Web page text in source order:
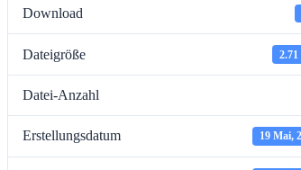
Download
Dateigröße
Datei-Anzahl
Erstellungsdatum 19 Mai,